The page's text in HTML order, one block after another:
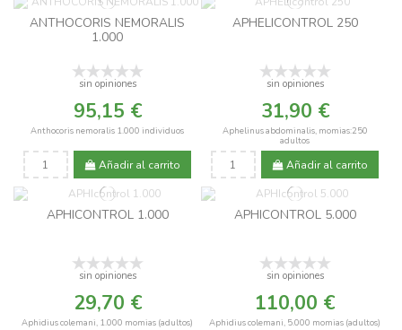
ANTHOCORIS NEMORALIS
1.000
sin opiniones
95,15 €
Anthocoris nemoralis 1.000 individuos
Añadir al carrito
APHELICONTROL 250
sin opiniones
31,90 €
Aphelinus abdominalis, momias:250
adultos
Añadir al carrito
APHICONTROL 1.000
sin opiniones
29,70 €
Aphidius colemani, 1.000 momias (adultos)
APHICONTROL 5.000
sin opiniones
110,00 €
Aphidius colemani, 5.000 momias (adultos)